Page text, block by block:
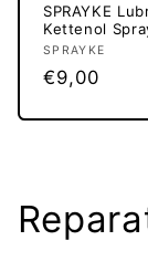
SPRAYKE
Kettenol
Anbieter:
SPRAYKE
Normaler
€9,00
K